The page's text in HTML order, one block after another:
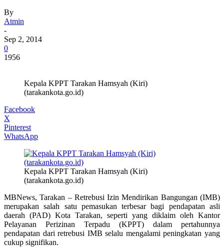
By
Atmin
-
Sep 2, 2014
0
1956
Kepala KPPT Tarakan Hamsyah (Kiri)
(tarakankota.go.id)
Facebook
X
Pinterest
WhatsApp
Kepala KPPT Tarakan Hamsyah (Kiri)
(tarakankota.go.id)
MBNews, Tarakan – Retrebusi Izin Mendirikan Bangungan (IMB)
merupakan salah satu pemasukan terbesar bagi pendapatan asli
daerah (PAD) Kota Tarakan, seperti yang diklaim oleh Kantor
Pelayanan Perizinan Terpadu (KPPT) dalam pertahunnya
pendapatan dari retrebusi IMB selalu mengalami peningkatan yang
cukup signifikan.